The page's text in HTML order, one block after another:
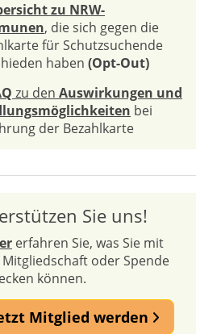
zu NRW-
, die sich gegen die
für Schutzsuchende
haben (Opt-Out)
zu den Auswirkungen und
bei
der Bezahlkarte
Sie uns!
erfahren Sie, was Sie mit
oder Spende
können.
Mitglied werden